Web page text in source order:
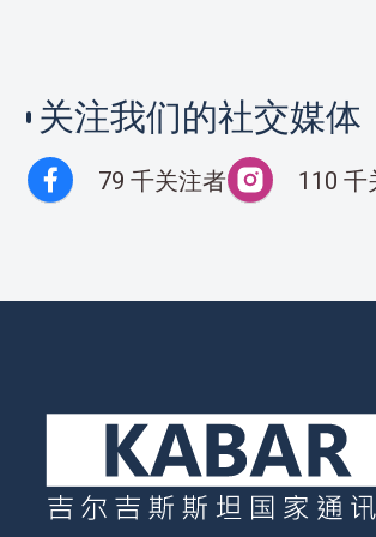
关注我们的社交媒体
79 千关注者 110 千